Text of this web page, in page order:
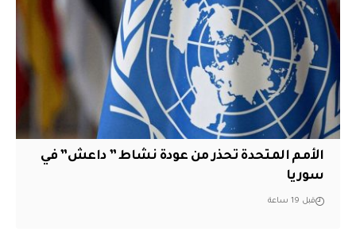
الأمم المتحدة تحذر من عودة نشاط ” داعش” في
سوريا
قبل 19 ساعة